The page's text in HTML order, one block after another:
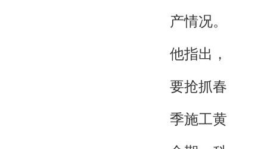
产情况。
他指出，
要抢抓春
季施工黄